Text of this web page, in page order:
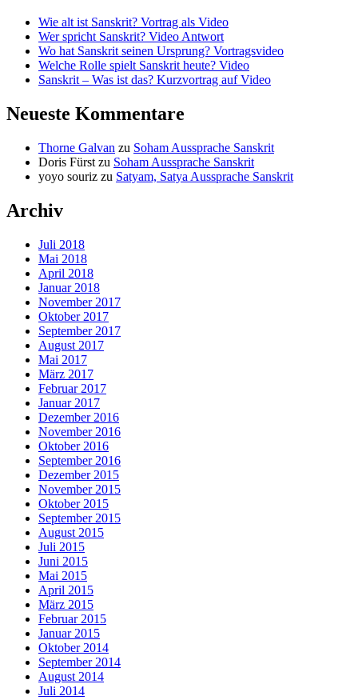
Wie alt ist Sanskrit? Vortrag als Video
Wer spricht Sanskrit? Video Antwort
Wo hat Sanskrit seinen Ursprung? Vortragsvideo
Welche Rolle spielt Sanskrit heute? Video
Sanskrit – Was ist das? Kurzvortrag auf Video
Neueste Kommentare
Thorne Galvan zu Soham Aussprache Sanskrit
Doris Fürst zu Soham Aussprache Sanskrit
yoyo souriz zu Satyam, Satya Aussprache Sanskrit
Archiv
Juli 2018
Mai 2018
April 2018
Januar 2018
November 2017
Oktober 2017
September 2017
August 2017
Mai 2017
März 2017
Februar 2017
Januar 2017
Dezember 2016
November 2016
Oktober 2016
September 2016
Dezember 2015
November 2015
Oktober 2015
September 2015
August 2015
Juli 2015
Juni 2015
Mai 2015
April 2015
März 2015
Februar 2015
Januar 2015
Oktober 2014
September 2014
August 2014
Juli 2014